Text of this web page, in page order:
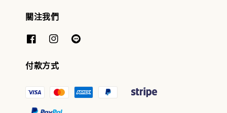
關注我們
付款方式